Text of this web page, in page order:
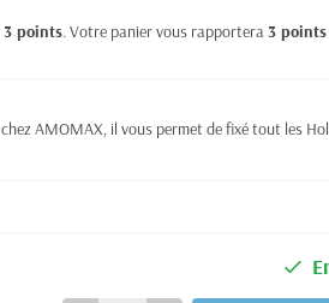
3 points. Votre panier vous rapportera3 points
AMOMAX, il vous permet de fixé tout les